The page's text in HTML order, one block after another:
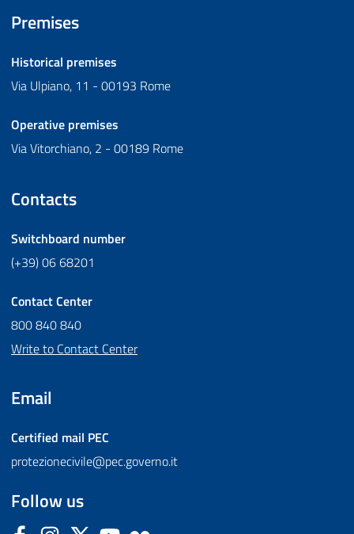
Premises
Historical premises
Via Ulpiano, 11 - 00193 Rome
Operative premises
Via Vitorchiano, 2 - 00189 Rome
Contacts
Switchboard number
(+39) 06 68201
Contact Center
800 840 840
Write to Contact Center
Email
Certified mail PEC
protezionecivile@pec.governo.it
Follow us